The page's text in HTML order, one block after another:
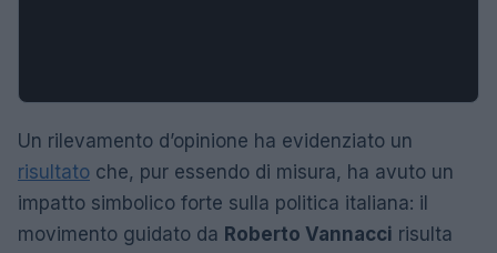
Un rilevamento d’opinione ha evidenziato un
risultato che, pur essendo di misura, ha avuto un
impatto simbolico forte sulla politica italiana: il
movimento guidato da Roberto Vannacci risulta